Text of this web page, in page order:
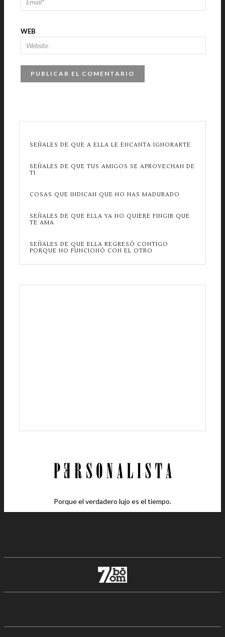
WEB
SEÑALES DE QUE A ELLA LE ENCANTA IGNORARTE
SEÑALES DE QUE TUS AMIGOS SE APROVECHAN DE
TI
COSAS QUE INDICAN QUE NO HAS MADURADO
SEÑALES DE QUE ELLA YA NO QUIERE FINGIR QUE
TE AMA
SEÑALES DE QUE ELLA REGRESÓ CONTIGO
PORQUE NO FUNCIONÓ CON EL OTRO
Porque el verdadero lujo es el tiempo.